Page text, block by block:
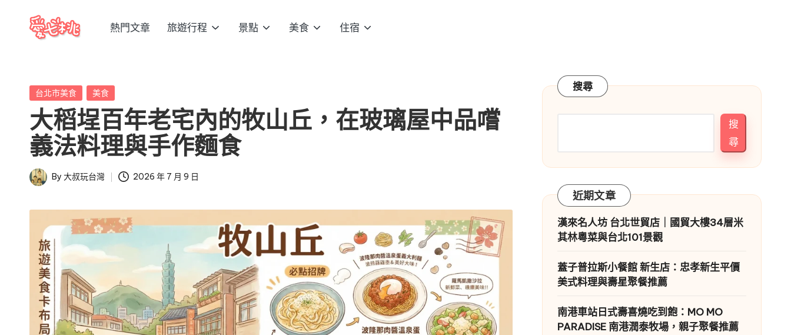
七
桃
玩
台
灣
桃
玩
台
灣
把
全
台
美
食、
交
通、
停
熱門文章 旅遊行程 景點 美食 住宿
Posted
台北市美食 美食
大稻埕百年老宅內的牧山丘，在玻璃屋中品嚐
義法料理與手作麵食
Posted
By 大叔玩台灣 2026 年 7 月 9 日
搜尋
搜
尋
近期文章
漢來名人坊 台北世貿店｜國貿大樓34層米
其林粵菜與台北101景觀
蓋子普拉斯小餐館 新生店：忠孝新生平價
美式料理與壽星聚餐推薦
南港車站日式壽喜燒吃到飽：MO MO
PARADISE 南港潤泰牧場，親子聚餐推薦